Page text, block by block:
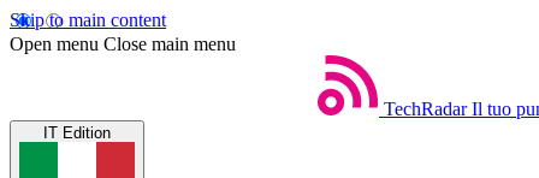
Skip to main content
Open menu Close main menu
TechRadar Il tuo
IT Edition